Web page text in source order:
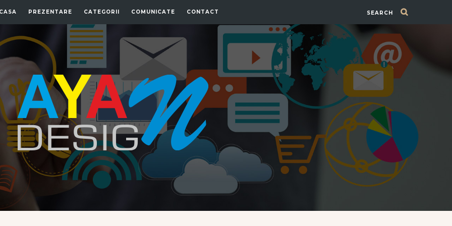
SEARCH
PREZENTARE CATEGORII COMUNICATE CONTACT